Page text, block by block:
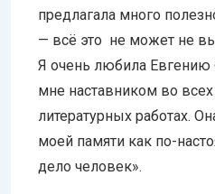
предлагала много
— всё это не может не
Я очень любила
мне наставником во
литературных работах.
моей памяти как по-
дело человек».